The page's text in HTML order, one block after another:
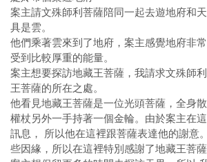
案主請文殊師利菩薩陪同一起去遊地府和
具是雲。
他們乘著雲來到了地府，案主感覺地府非
受到比較厚重的能量。
案主想要探訪地藏王菩薩，我請求文殊師
王菩薩的所在之處。
他看見地藏王菩薩是一位光頭菩薩，全身
權杖另外一手持著一個金輪。由於案主在
訊息， 所以他在這裡跟菩薩表達他的謝意
些因緣，所以在這裡特別感謝了地藏王菩薩